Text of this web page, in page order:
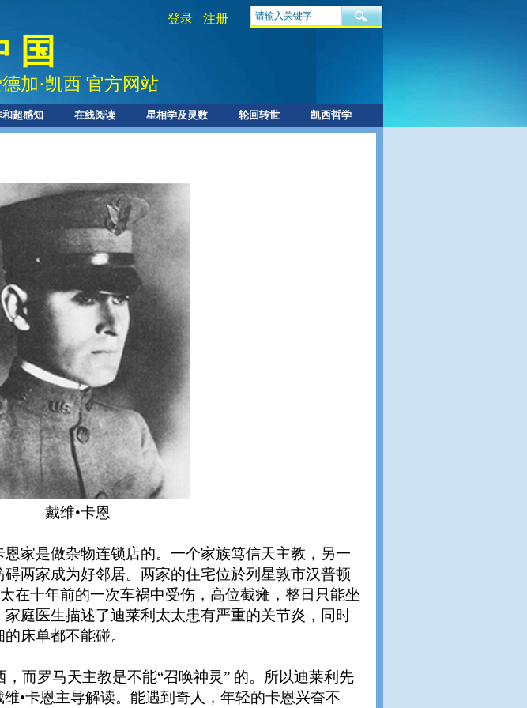
加·凯西 官方网站
国
登录 | 注册
超感知 在线阅读 星相学及灵数 轮回转世 凯西哲学
戴维•卡恩
家是做杂物连锁店的。一个家族笃信天主教，另一
两家成为好邻居。两家的住宅位於列星敦市汉普顿
在十年前的一次车祸中受伤，高位截瘫，整日只能坐
庭医生描述了迪莱利太太患有严重的关节炎，同时
床单都不能碰。
，而罗马天主教是不能“召唤神灵” 的。所以迪莱利先
•卡恩主导解读。能遇到奇人，年轻的卡恩兴奋不